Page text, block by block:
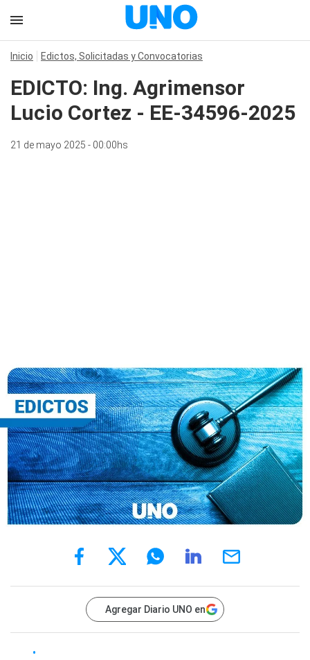
Inicio Edictos, Solicitadas y Convocatorias
EDICTO: Ing. Agrimensor
Lucio Cortez - EE-34596-2025
21 de mayo 2025 - 00:00hs
Agregar Diario UNO en